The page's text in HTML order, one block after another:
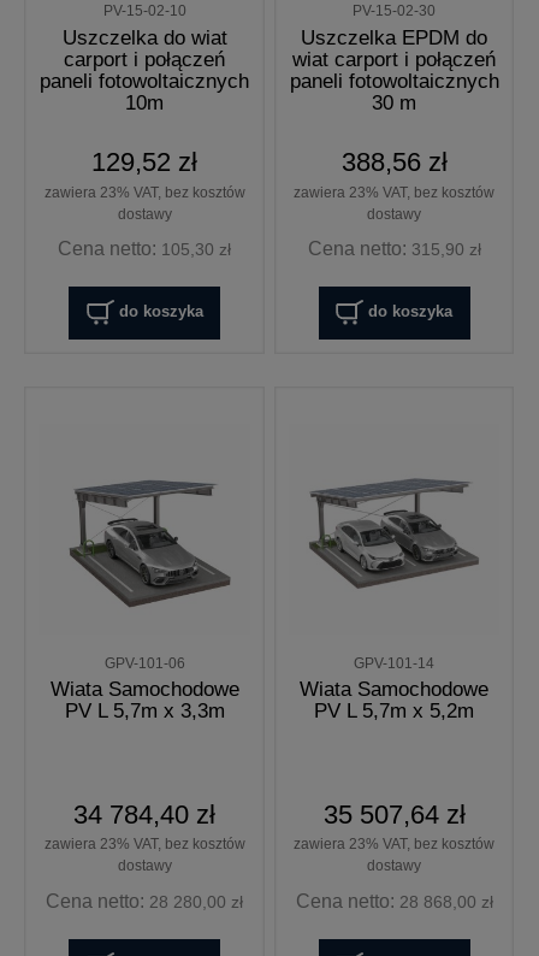
PV-15-02-10
Uszczelka do wiat
carport i połączeń
paneli fotowoltaicznych
10m
129,52 zł
zawiera 23% VAT, bez kosztów
dostawy
Cena netto: 105,30 zł
do koszyka
PV-15-02-30
Uszczelka EPDM do
wiat carport i połączeń
paneli fotowoltaicznych
30 m
388,56 zł
zawiera 23% VAT, bez kosztów
dostawy
Cena netto: 315,90 zł
do koszyka
GPV-101-06
Wiata Samochodowe
PV L 5,7m x 3,3m
34 784,40 zł
zawiera 23% VAT, bez kosztów
dostawy
Cena netto: 28 280,00 zł
GPV-101-14
Wiata Samochodowe
PV L 5,7m x 5,2m
35 507,64 zł
zawiera 23% VAT, bez kosztów
dostawy
Cena netto: 28 868,00 zł